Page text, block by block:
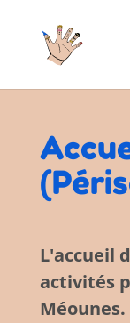
L'accueil
activités
Méounes.